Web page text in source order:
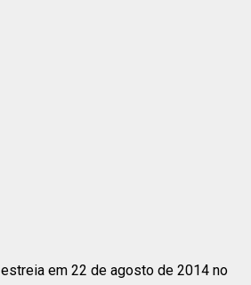
estreia em 22 de agosto de 2014 no